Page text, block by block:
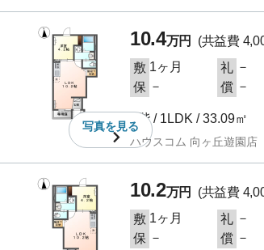
写真を見る
10.4万円
(共益費
敷 1ヶ月 礼 －
保 － 償 －
1階 / 1LDK / 33.09㎡
ハウスコム 向ヶ丘遊園店
10.2万円
(共益費
敷 1ヶ月 礼 －
保 － 償 －